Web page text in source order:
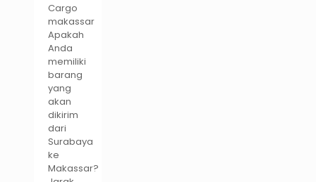
Cargo
makassar
Apakah
Anda
memiliki
barang
yang
akan
dikirim
dari
Surabaya
ke
Makassar?